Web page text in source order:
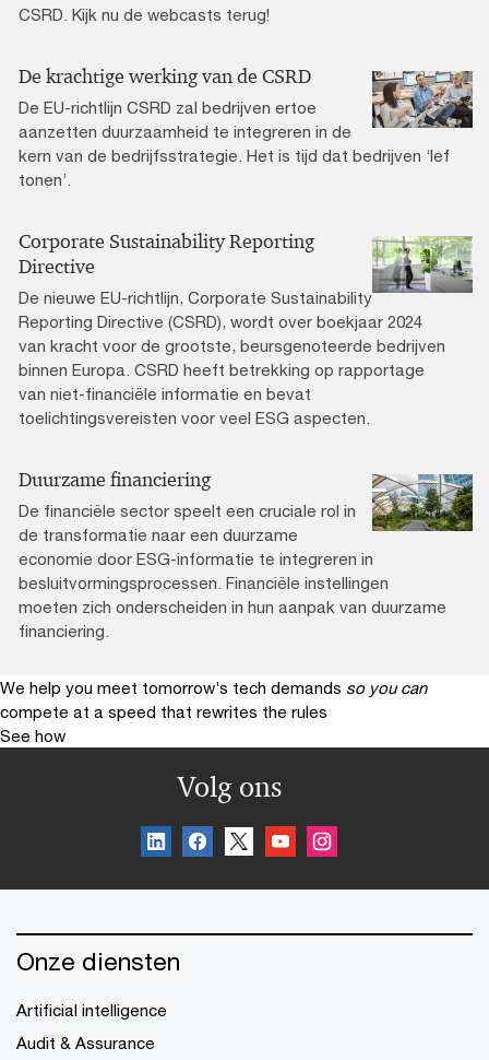
CSRD. Kijk nu de webcasts terug!
De krachtige werking van de CSRD
De EU-richtlijn CSRD zal bedrijven ertoe
aanzetten duurzaamheid te integreren in de
kern van de bedrijfsstrategie. Het is tijd dat bedrijven ‘lef
tonen’.
Corporate Sustainability Reporting
Directive
De nieuwe EU-richtlijn, Corporate Sustainability
Reporting Directive (CSRD), wordt over boekjaar 2024
van kracht voor de grootste, beursgenoteerde bedrijven
binnen Europa. CSRD heeft betrekking op rapportage
van niet-financiële informatie en bevat
toelichtingsvereisten voor veel ESG aspecten.
Duurzame financiering
De financiële sector speelt een cruciale rol in
de transformatie naar een duurzame
economie door ESG-informatie te integreren in
besluitvormingsprocessen. Financiële instellingen
moeten zich onderscheiden in hun aanpak van duurzame
financiering.
We help you meet tomorrow’s tech demands so you can
compete at a speed that rewrites the rules
See how
Volg ons
Onze diensten
Artificial intelligence
Audit & Assurance